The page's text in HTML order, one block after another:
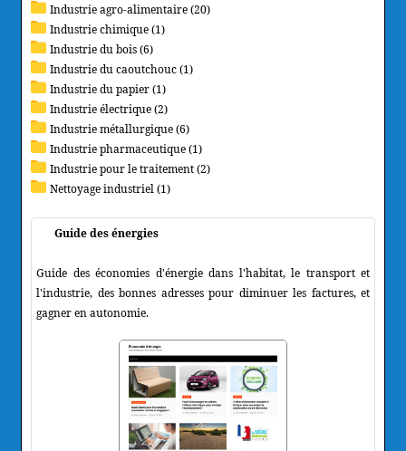
Industrie agro-alimentaire (20)
Industrie chimique (1)
Industrie du bois (6)
Industrie du caoutchouc (1)
Industrie du papier (1)
Industrie électrique (2)
Industrie métallurgique (6)
Industrie pharmaceutique (1)
Industrie pour le traitement (2)
Nettoyage industriel (1)
Guide des énergies
Guide des économies d'énergie dans l'habitat, le transport et
l'industrie, des bonnes adresses pour diminuer les factures, et
gagner en autonomie.